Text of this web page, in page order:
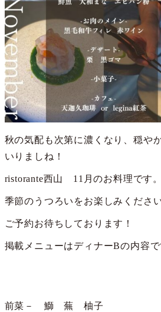
秋の気配も次第に濃くなり、穏や
いりましね！
ristorante西山 11月のお料理です。
季節のうつろいをお楽しみください
ご予約お待ちしております！
掲載メニューはディナーBの内容
前菜－ 鰤 蕪 柚子